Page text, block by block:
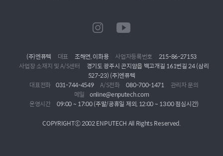
(주)엔퓨텍 대표 조해연, 이화용 사업자등록번호
215-86-27153
사업장 소재지 및 A/S센터
경기도 광주시 곤지암읍 백고개길 161번길 24 (삼리
527-23) (주)엔퓨텍
대표전화 031-744-4549 A/S전화 080-700-1471
관리자 문의
메일
online@enputech.com
운영시간
09:00 ~ 17:00 (주말/공휴일 제외, 12:00 ~ 13:00 점심시간)
COPYRIGHTⓒ 2002 ENPUTECH All Rights Reserved.